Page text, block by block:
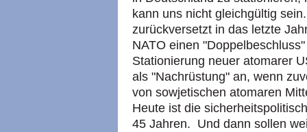
kann uns nicht gleichgültig
zurückversetzt in das letzte
NATO einen
Stationierung neuer atomarer
als "Nachrüstung" an, wenn
von sowjetischen atomaren
Heute ist die
45 Jahren. Und dann sollen